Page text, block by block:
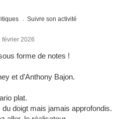
Suivre son activité
février 2026
forme de notes !
et d’Anthony Bajon.
plat.
doigt mais jamais approfondis.